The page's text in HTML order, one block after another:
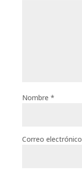
Nombre *
Correo electrónico